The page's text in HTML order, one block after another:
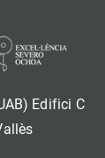
Edifici C